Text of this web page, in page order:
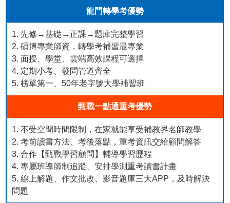
龍門轉學考優勢
1. 先修→基礎→正課→題庫完整學習
2. 碩博專業師資，轉學考補習最專業
3. 面授、學堂、雲端高效課程可選擇
4. 定期小考、發問管道齊全
5. 榜單第一、50年老字號大學補習班
甄戰一點通重考優勢
1. 不受空間時間限制，在家就能享受補教界名師教學
2. 考前讀書方法、考後落點，重考資訊交給顧問解答
3. 合作【甄戰學習顧問】輔導學習歷程
4. 專屬班導師制追蹤、安排學測重考讀書計畫
5. 線上解題、作文批改、影音題庫三大APP，及時解決
問題